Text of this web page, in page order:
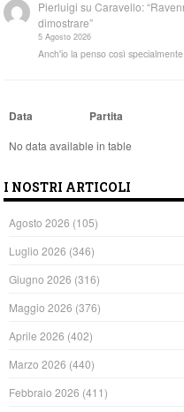
Pierluigi suCaravello:
dimostrare”
5 Agosto 2026
Anch'io la penso così
Data Partita
No data available in table
I NOSTRI ARTICOLI
Agosto 2026 (105)
Luglio 2026 (346)
Giugno 2026 (316)
Maggio 2026 (376)
Aprile 2026 (402)
Marzo 2026 (440)
Febbraio 2026 (411)